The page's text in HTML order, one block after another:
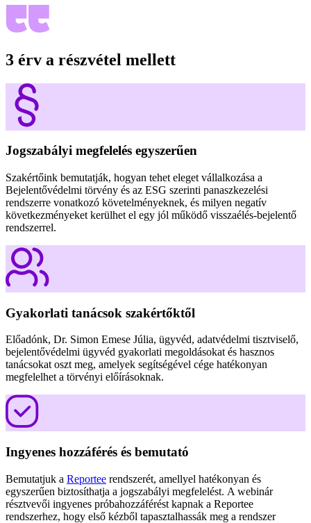
3 érv a részvétel mellett
Jogszabályi megfelelés egyszerűen
Szakértőink bemutatják, hogyan tehet eleget vállalkozása a
Bejelentővédelmi törvény és az ESG szerinti panaszkezelési
rendszerre vonatkozó követelményeknek, és milyen negatív
következményeket kerülhet el egy jól működő visszaélés-bejelentő
rendszerrel.
Gyakorlati tanácsok szakértőktől
Előadónk, Dr. Simon Emese Júlia, ügyvéd, adatvédelmi tisztviselő,
bejelentővédelmi ügyvéd gyakorlati megoldásokat és hasznos
tanácsokat oszt meg, amelyek segítségével cége hatékonyan
megfelelhet a törvényi előírásoknak.
Ingyenes hozzáférés és bemutató
Bemutatjuk a Reportee rendszerét, amellyel hatékonyan és
egyszerűen biztosíthatja a jogszabályi megfelelést. A webinár
résztvevői ingyenes próbahozzáférést kapnak a Reportee
rendszerhez, hogy első kézből tapasztalhassák meg a rendszer